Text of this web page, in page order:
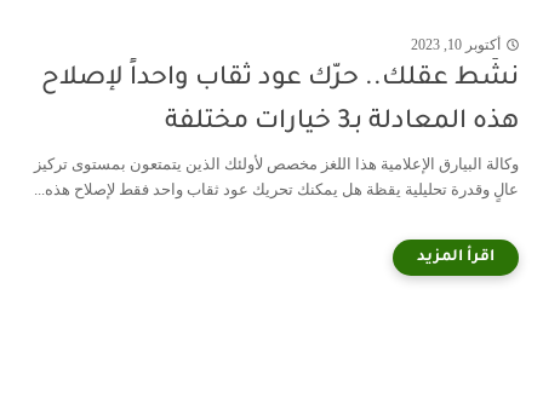
أكتوبر 10, 2023
نشّط عقلك.. حرّك عود ثقاب واحداً لإصلاح
هذه المعادلة بـ3 خيارات مختلفة
وكالة البيارق الإعلامية هذا اللغز مخصص لأولئك الذين يتمتعون بمستوى تركيز
عالٍ وقدرة تحليلية يقظة هل يمكنك تحريك عود ثقاب واحد فقط لإصلاح هذه...